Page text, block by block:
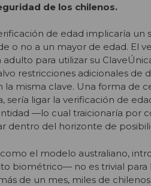
de los chilenos.
de edad implicaría un
o no a un mayor de edad. El
para utilizar su
restricciones adicionales de
misma clave. Una forma de
sería ligar la verificación de
—lo cual traicionaría por
dentro del horizonte de
el modelo australiano,
biométrico— no es trivial para
de un mes, miles de